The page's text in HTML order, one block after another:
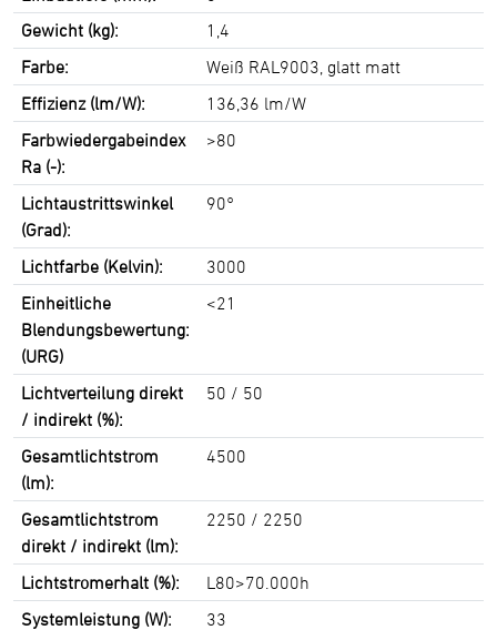
Gewicht (kg):
1,4
Farbe:
Weiß RAL9003, glatt matt
Effizienz (lm/W):
136,36 lm/W
Farbwiedergabeindex
Ra (-):
>80
Lichtaustrittswinkel
(Grad):
90°
Lichtfarbe (Kelvin):
3000
Einheitliche
Blendungsbewertung:
(URG)
<21
Lichtverteilung direkt
/ indirekt (%):
50 / 50
Gesamtlichtstrom
(lm):
4500
Gesamtlichtstrom
direkt / indirekt (lm):
2250 / 2250
Lichtstromerhalt (%):
L80>70.000h
Systemleistung (W):
33